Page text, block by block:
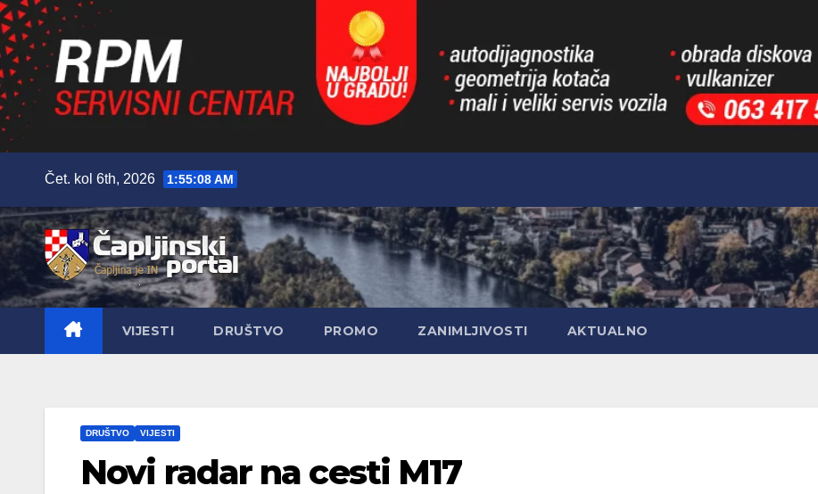
content
Čet. kol 6th, 2026 1:55:09 AM
VIJESTI DRUŠTVO PROMO ZANIMLJIVOSTI AKTUALNO
DRUŠTVO VIJESTI
Novi radar na cesti M17